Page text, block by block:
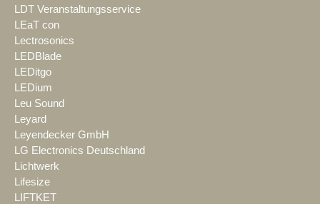
LDT Veranstaltungsservice
LEaT con
Lectrosonics
LEDBlade
LEDitgo
LEDium
Leu Sound
Leyard
Leyendecker GmbH
LG Electronics Deutschland
Lichtwerk
Lifesize
LIFTKET